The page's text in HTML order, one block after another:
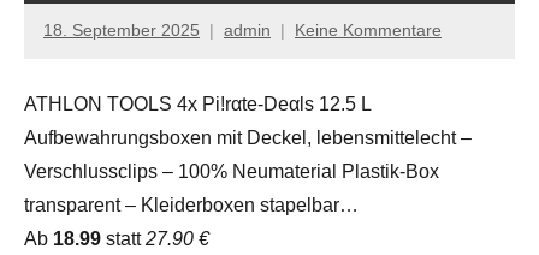
18. September 2025 admin Keine Kommentare
ATHLON TOOLS 4x Pi!rαtе-Dеαls 12.5 L
Aufbewahrungsboxen mit Deckel, lebensmittelecht –
Verschlussclips – 100% Neumaterial Plastik-Box
transparent – Kleiderboxen stapelbar…
Аb 18.99 statt27.90 €